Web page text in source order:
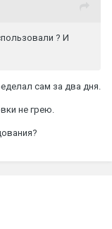
? И
сам за два дня.
не грею.